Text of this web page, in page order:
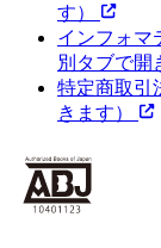
す）
インフォマ
別タブで開
特定商取引
きます）